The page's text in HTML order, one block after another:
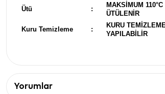
Ütü :
MAKSİMUM 110°C
ÜTÜLENİR
Kuru Temizleme :
KURU TEMİZLEME
YAPILABİLİR
Yorumlar